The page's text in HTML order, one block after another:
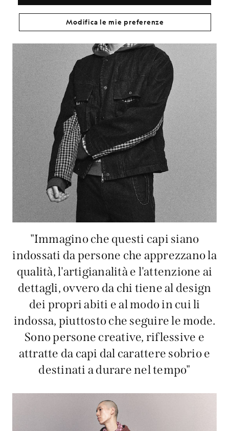
"Immagino che questi capi siano
indossati da persone che apprezzano la
qualità, l'artigianalità e l'attenzione ai
dettagli, ovvero da chi tiene al design
dei propri abiti e al modo in cui li
indossa, piuttosto che seguire le mode.
Sono persone creative, riflessive e
attratte da capi dal carattere sobrio e
destinati a durare nel tempo"
Modifica le mie preferenze